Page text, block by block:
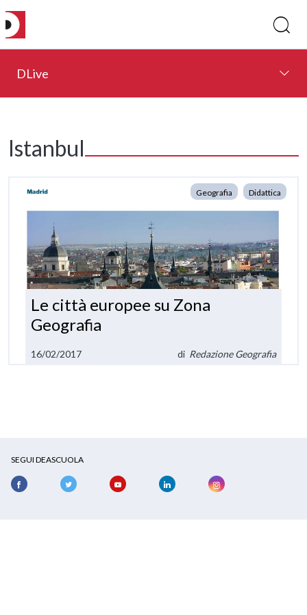
DLive
Istanbul
Geografia Didattica
Le città europee su Zona
Geografia
16/02/2017 di Redazione Geografia
SEGUI DEASCUOLA